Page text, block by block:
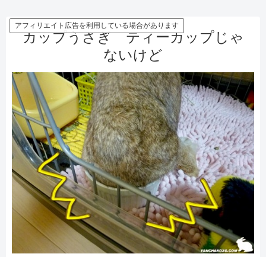
アフィリエイト広告を利用している場合があります
カップうさぎ ティーカップじゃ
ないけど